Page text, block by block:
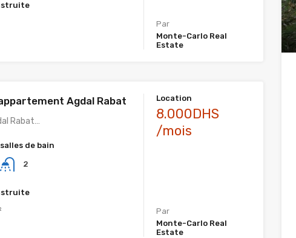
Par
Monte-Carlo Real
Estate
Agdal Rabat
Rabat…
salles de bain
2
Location
8.000DHS
/mois
Par
Monte-Carlo Real
Estate